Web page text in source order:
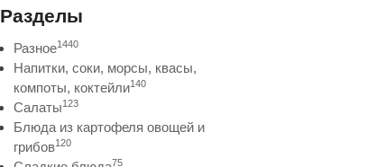
Разделы
Разное1440
Напитки, соки, морсы, квасы,
компоты, коктейли140
Салаты123
Блюда из картофеля овощей и
грибов120
75